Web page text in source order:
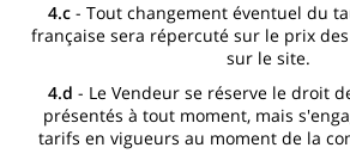
4.c- Tout changement éventuel du
française sera répercuté sur le prix
sur le site.
4.d - Le Vendeur se réserve le droit
présentés à tout moment, mais
tarifs en vigueurs au moment de la